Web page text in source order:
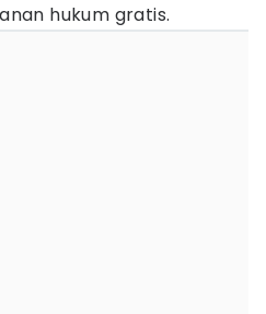
hukum gratis.